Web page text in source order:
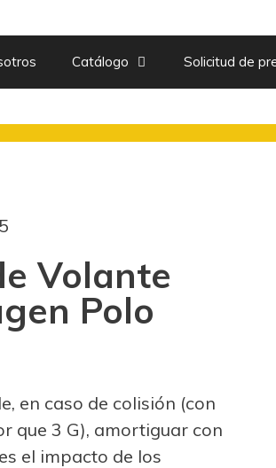
Catálogo Solicitud de
Volante
Polo
en caso de colisión (con
que 3 G), amortiguar con
el impacto de los